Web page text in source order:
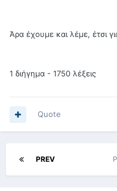
Άρα έχουμε και λέμε, έτσι
1 διήγημα - 1750 λέξεις
Quote
PREV